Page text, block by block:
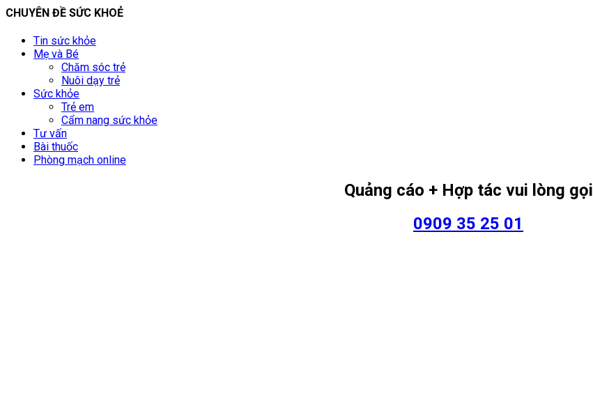
CHUYÊN ĐỀ SỨC KHOẺ
Tin sức khỏe
Mẹ và Bé
Chăm sóc trẻ
Nuôi dạy trẻ
Sức khỏe
Trẻ em
Cẩm nang sức khỏe
Tư vấn
Bài thuốc
Phòng mạch online
Quảng cáo + Hợp tác vui lòng gọi
0909 35 25 01